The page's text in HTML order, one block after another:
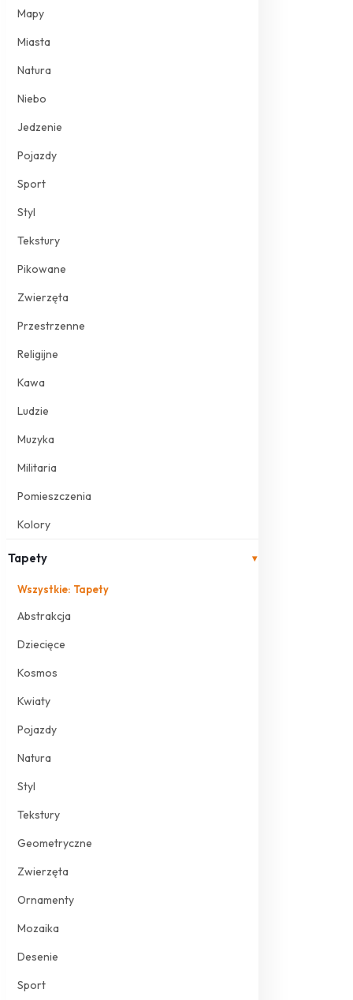
Mapy
Miasta
Natura
Niebo
Jedzenie
Pojazdy
Sport
Styl
Tekstury
Pikowane
Zwierzęta
Przestrzenne
Religijne
Kawa
Ludzie
Muzyka
Militaria
Pomieszczenia
Kolory
Tapety ▾
Wszystkie: Tapety
Abstrakcja
Dziecięce
Kosmos
Kwiaty
Pojazdy
Natura
Styl
Tekstury
Geometryczne
Zwierzęta
Ornamenty
Mozaika
Desenie
Sport